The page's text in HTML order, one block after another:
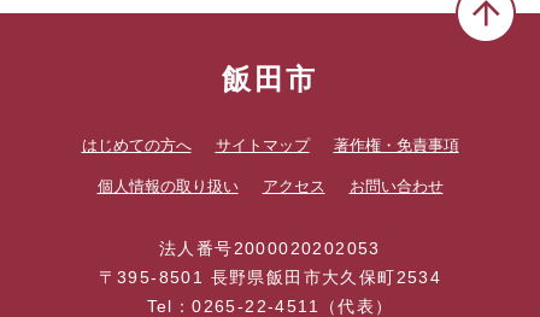
飯田市
はじめての方へ サイトマップ 著作権・免責事項
個人情報の取り扱い アクセス お問い合わせ
法人番号2000020202053
〒395-8501 長野県飯田市大久保町2534
Tel：0265-22-4511（代表）